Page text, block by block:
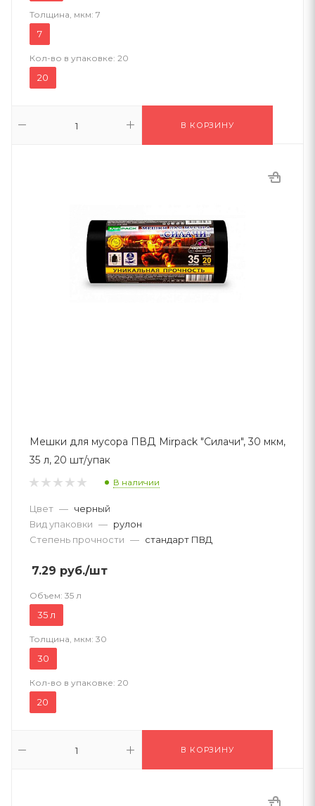
Толщина, мкм: 7
7
Кол-во в упаковке: 20
20
В КОРЗИНУ
Мешки для мусора ПВД Mirpack "Силачи", 30 мкм,
35 л, 20 шт/упак
В наличии
Цвет — черный
Вид упаковки — рулон
Степень прочности — стандарт ПВД
7.29 руб./шт
Объем: 35 л
35 л
Толщина, мкм: 30
30
Кол-во в упаковке: 20
20
В КОРЗИНУ